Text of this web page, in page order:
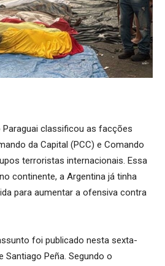
classificou as facções
da Capital (PCC) e Comando
terroristas internacionais. Essa
continente, a Argentina já tinha
para aumentar a ofensiva contra
foi publicado nesta sexta-
Santiago Peña. Segundo o